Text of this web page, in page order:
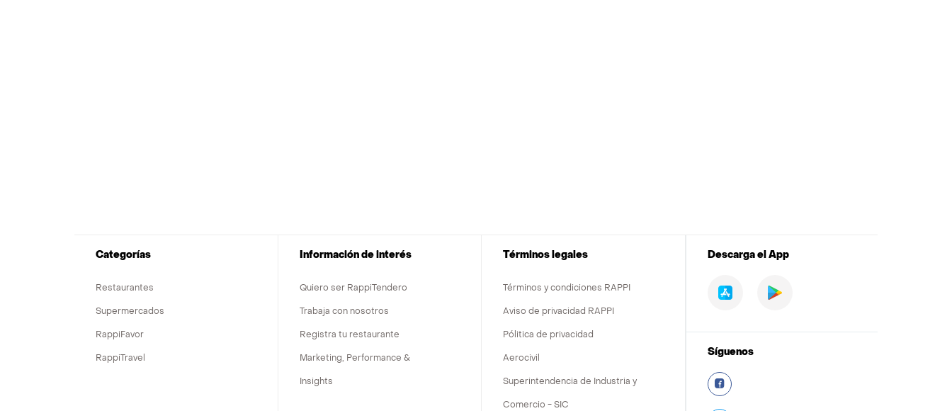
Categorías
Restaurantes
Supermercados
RappiFavor
RappiTravel
Información de interés
Quiero ser RappiTendero
Trabaja con nosotros
Registra tu restaurante
Marketing, Performance &
Insights
Términos legales
Términos y condiciones RAPPI
Aviso de privacidad RAPPI
Pólitica de privacidad
Aerocivil
Superintendencia de Industria y
Comercio - SIC
Descarga el App
Síguenos